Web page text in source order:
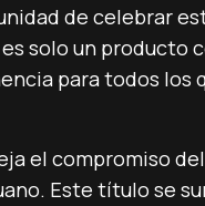
de celebrar
solo un producto
para todos los
el compromiso
Este título se